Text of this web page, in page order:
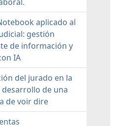
aplicado al
gestión
de información y
IA
del jurado en la
desarrollo de una
de voir dire